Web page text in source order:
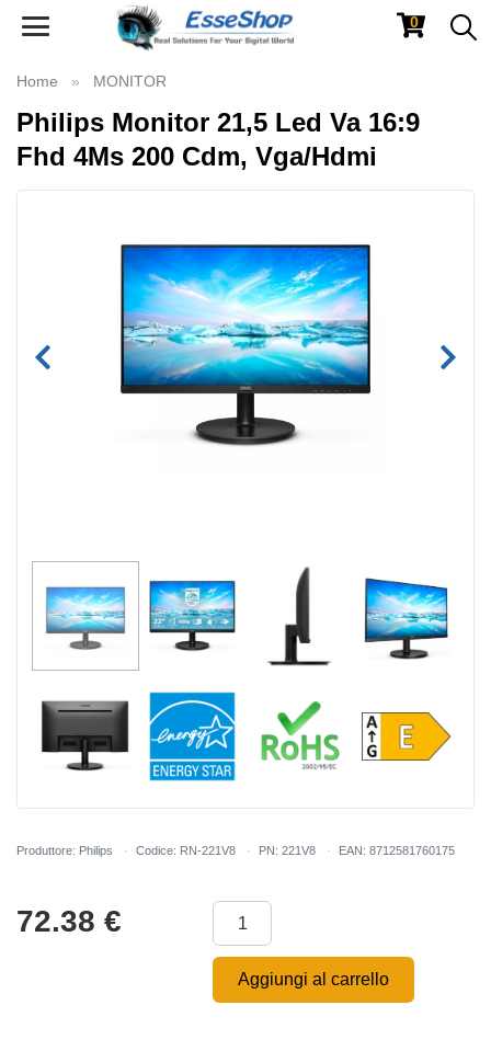
Toggle
0
Home MONITOR
Philips Monitor 21,5 Led Va 16:9
Fhd 4Ms 200 Cdm, Vga/Hdmi
Produttore: Philips Codice: RN-221V8 PN: 221V8 EAN: 8712581760175
72.38 €
Aggiungi al carrello